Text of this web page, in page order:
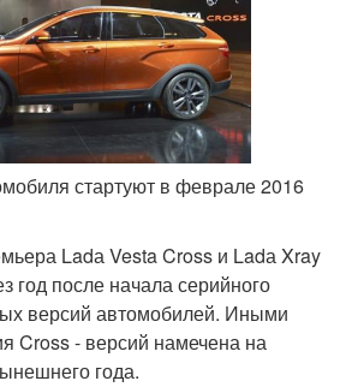
стартуют в феврале 2016
Ladа Vesta Cross и Ladа Xray
год после начала серийного
версий автомобилей. Иными
Cross - версий намечена на
года.